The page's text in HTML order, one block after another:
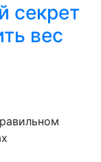
секрет
вес